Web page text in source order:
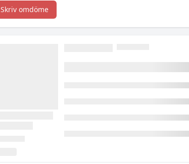
Skriv omdöme